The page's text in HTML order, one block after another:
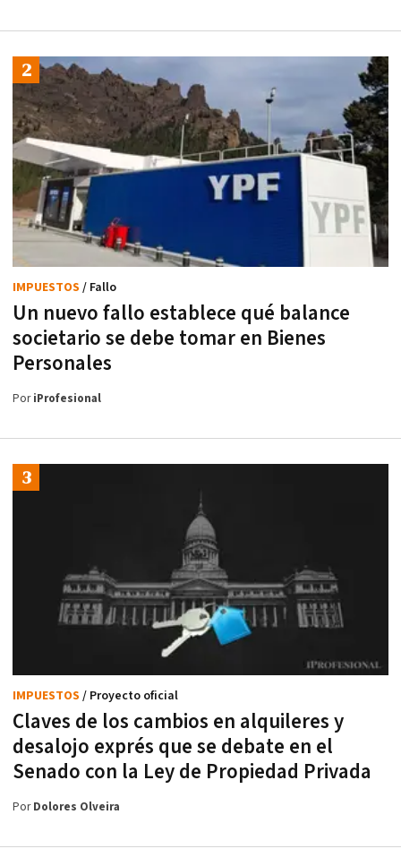
Un nuevo fallo establece qué balance
societario se debe tomar en Bienes
Personales
IMPUESTOS / Fallo
PoriProfesional
Claves de los cambios en alquileres y
desalojo exprés que se debate en el
Senado con la Ley de Propiedad Privada
IMPUESTOS / Proyecto oficial
PorDolores Olveira